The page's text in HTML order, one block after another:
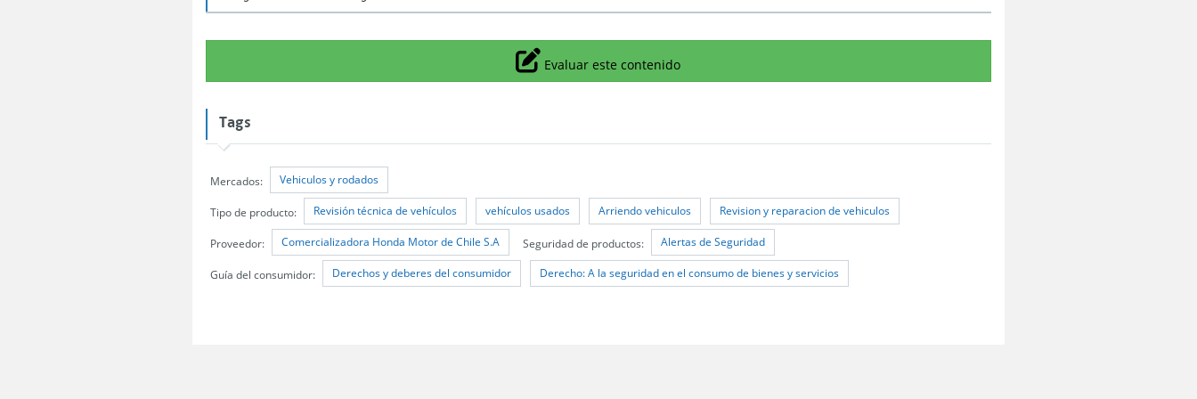
Icono
Evaluar este contenido
Tags
Mercados: Vehiculos y rodados
Tipo de producto: Revisión técnica de vehículos vehículos usados Arriendo vehiculos Revision y reparacion de vehiculos
Proveedor: Comercializadora Honda Motor de Chile S.A Seguridad de productos: Alertas de Seguridad
Guía del consumidor: Derechos y deberes del consumidor Derecho: A la seguridad en el consumo de bienes y servicios